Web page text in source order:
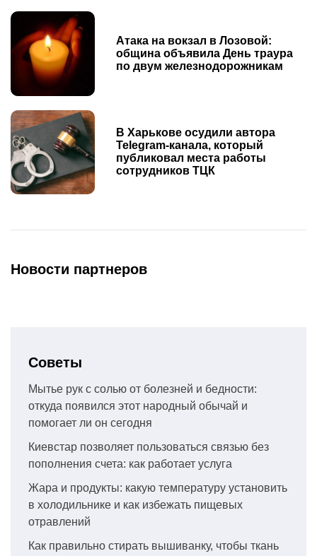
Атака на вокзал в Лозовой:
община объявила День траура
по двум железнодорожникам
В Харькове осудили автора
Telegram-канала, который
публиковал места работы
сотрудников ТЦК
Новости партнеров
Советы
Мытье рук с солью от болезней и бедности:
откуда появился этот народный обычай и
помогает ли он сегодня
Киевстар позволяет пользоваться связью без
пополнения счета: как работает услуга
Жара и продукты: какую температуру установить
в холодильнике и как избежать пищевых
отравлений
Как правильно стирать вышиванку, чтобы ткань